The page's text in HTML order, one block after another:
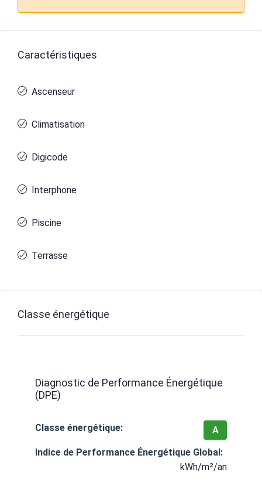
Caractéristiques
Ascenseur
Climatisation
Digicode
Interphone
Piscine
Terrasse
Classe énergétique
Diagnostic de Performance Énergétique
(DPE)
Classe énergétique:
A
Indice de Performance Énergétique Global:
kWh/m²/an